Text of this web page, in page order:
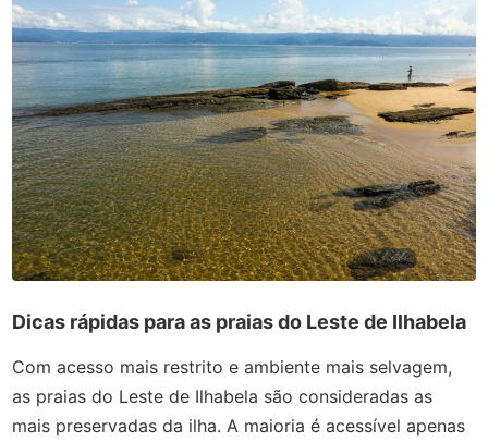
Dicas rápidas para as praias do Leste de Ilhabela
Com acesso mais restrito e ambiente mais selvagem,
as praias do Leste de Ilhabela são consideradas as
mais preservadas da ilha. A maioria é acessível apenas